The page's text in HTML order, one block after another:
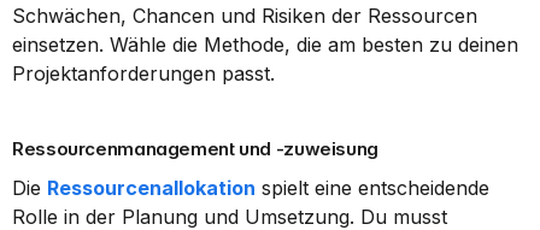
Schwächen, Chancen und Risiken der Ressourcen
einsetzen. Wähle die Methode, die am besten zu deinen
Projektanforderungen passt.
Ressourcenmanagement und -zuweisung
Die Ressourcenallokation spielt eine entscheidende
Rolle in der Planung und Umsetzung. Du musst